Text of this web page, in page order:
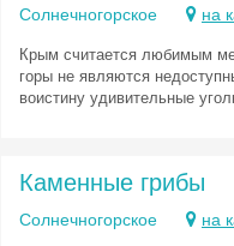
Солнечногорское на
Крым считается любимым
горы не являются
воистину удивительные
Каменные грибы
Солнечногорское на